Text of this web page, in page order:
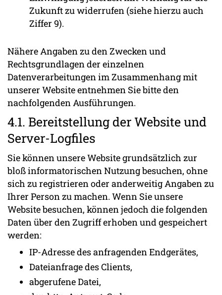
Zukunft zu widerrufen (siehe hierzu auch
Ziffer 9).
Nähere Angaben zu den Zwecken und
Rechtsgrundlagen der einzelnen
Datenverarbeitungen im Zusammenhang mit
unserer Website entnehmen Sie bitte den
nachfolgenden Ausführungen.
4.1. Bereitstellung der Website und
Server-Logfiles
Sie können unsere Website grundsätzlich zur
bloß informatorischen Nutzung besuchen, ohne
sich zu registrieren oder anderweitig Angaben zu
Ihrer Person zu machen. Wenn Sie unsere
Website besuchen, können jedoch die folgenden
Daten über den Zugriff erhoben und gespeichert
werden:
IP-Adresse des anfragenden Endgerätes,
Dateianfrage des Clients,
abgerufene Datei,